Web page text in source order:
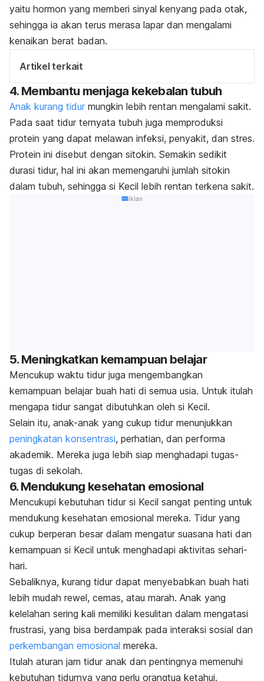
yaitu hormon yang memberi sinyal kenyang pada otak,
sehingga ia akan terus merasa lapar dan mengalami
kenaikan berat badan.
Artikel terkait
4. Membantu menjaga kekebalan tubuh
Anak kurang tidur mungkin lebih rentan mengalami sakit.
Pada saat tidur ternyata tubuh juga memproduksi
protein yang dapat melawan infeksi, penyakit, dan stres.
Protein ini disebut dengan sitokin. Semakin sedikit
durasi tidur, hal ini akan memengaruhi jumlah sitokin
dalam tubuh, sehingga si Kecil lebih rentan terkena sakit.
Iklan
5. Meningkatkan kemampuan belajar
Mencukup waktu tidur juga mengembangkan
kemampuan belajar buah hati di semua usia. Untuk itulah
mengapa tidur sangat dibutuhkan oleh si Kecil.
Selain itu, anak-anak yang cukup tidur menunjukkan
peningkatan konsentrasi, perhatian, dan performa
akademik. Mereka juga lebih siap menghadapi tugas-
tugas di sekolah.
6. Mendukung kesehatan emosional
Mencukupi kebutuhan tidur si Kecil sangat penting untuk
mendukung kesehatan emosional mereka. Tidur yang
cukup berperan besar dalam mengatur suasana hati dan
kemampuan si Kecil untuk menghadapi aktivitas sehari-
hari.
Sebaliknya, kurang tidur dapat menyebabkan buah hati
lebih mudah rewel, cemas, atau marah. Anak yang
kelelahan sering kali memiliki kesulitan dalam mengatasi
frustrasi, yang bisa berdampak pada interaksi sosial dan
perkembangan emosional mereka.
Itulah aturan jam tidur anak dan pentingnya memenuhi
kebutuhan tidurnya yang perlu orangtua ketahui.